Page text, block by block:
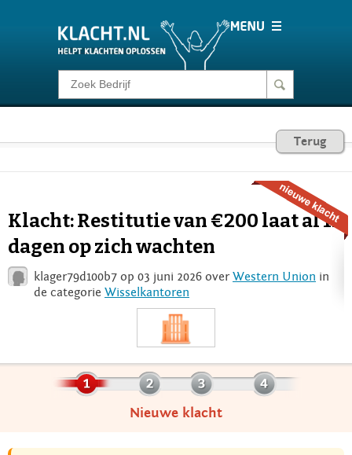
Klacht melden
Consumentenrecht
Voor Bedrijven
Login
Terug
Klacht: Restitutie van €200 laat al 11
dagen op zich wachten
klager79d100b7 op 03 juni 2026 overWestern Union in
de categorie Wisselkantoren
Nieuwe klacht